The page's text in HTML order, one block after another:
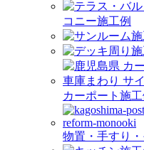
コニー施工例
カーポート施工
物置・手すり